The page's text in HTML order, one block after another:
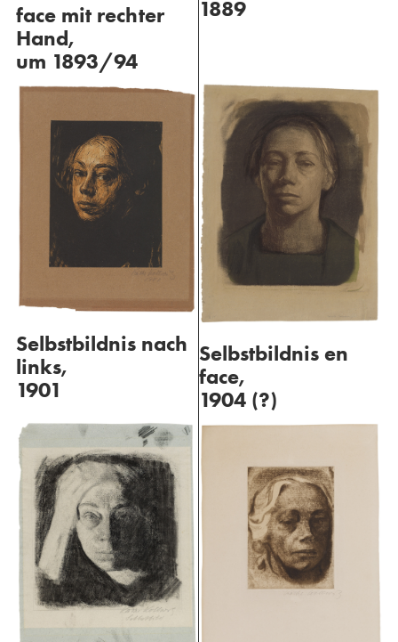
face mit rechter
Hand,
um 1893/94
1889
Selbstbildnis nach
links,
1901
Selbstbildnis en
face,
1904 (?)